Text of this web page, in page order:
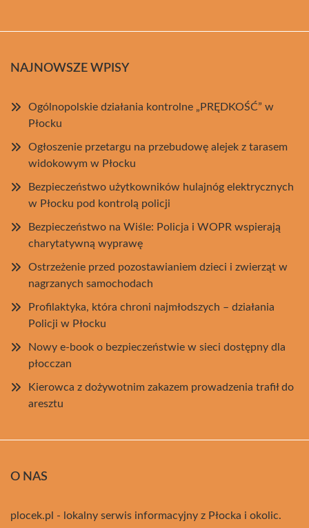
NAJNOWSZE WPISY
Ogólnopolskie działania kontrolne „PRĘDKOŚĆ” w
Płocku
Ogłoszenie przetargu na przebudowę alejek z tarasem
widokowym w Płocku
Bezpieczeństwo użytkowników hulajnóg elektrycznych
w Płocku pod kontrolą policji
Bezpieczeństwo na Wiśle: Policja i WOPR wspierają
charytatywną wyprawę
Ostrzeżenie przed pozostawianiem dzieci i zwierząt w
nagrzanych samochodach
Profilaktyka, która chroni najmłodszych – działania
Policji w Płocku
Nowy e-book o bezpieczeństwie w sieci dostępny dla
płocczan
Kierowca z dożywotnim zakazem prowadzenia trafił do
aresztu
O NAS
plocek.pl - lokalny serwis informacyjny z Płocka i okolic.